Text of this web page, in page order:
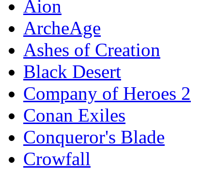
Aion
ArcheAge
Ashes of Creation
Black Desert
Company of Heroes 2
Conan Exiles
Conqueror's Blade
Crowfall